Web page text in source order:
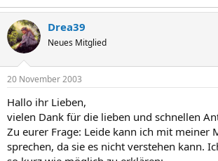
Drea39
Neues Mitglied
20 November 2003
Hallo ihr Lieben,
vielen Dank für die lieben und schnellen
Zu eurer Frage: Leide kann ich mit meiner
sprechen, da sie es nicht verstehen kann.